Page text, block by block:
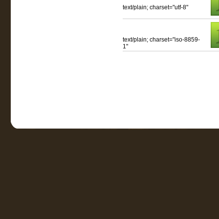
text/plain; charset="utf-8"
text/plain; charset="iso-8859-
1"